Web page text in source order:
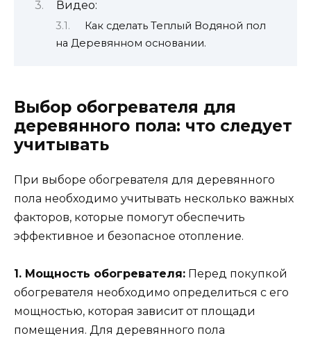
Видео:
Как сделать Теплый Водяной пол
на Деревянном основании.
Выбор обогревателя для
деревянного пола: что следует
учитывать
При выборе обогревателя для деревянного
пола необходимо учитывать несколько важных
факторов, которые помогут обеспечить
эффективное и безопасное отопление.
1. Мощность обогревателя: Перед покупкой
обогревателя необходимо определиться с его
мощностью, которая зависит от площади
помещения. Для деревянного пола